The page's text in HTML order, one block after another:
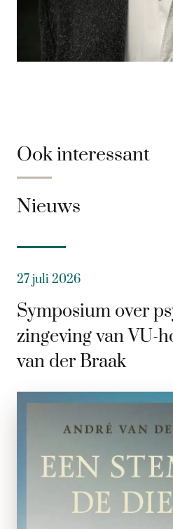
Ook interessant
Nieuws
27 juli 2026
Symposium over
zingeving van VU-
van der Braak